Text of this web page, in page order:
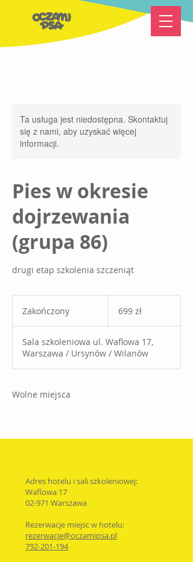
Ta usługa jest niedostępna. Skontaktuj
się z nami, aby uzyskać więcej
informacji.
Pies w okresie
dojrzewania
(grupa 86)
drugi etap szkolenia szczeniąt
Zakończony
o
ń
c
o
polskich
699 zł
Sala szkoleniowa ul. Waflowa 17,
Warszawa / Ursynów / Wilanów
Wolne miejsca
Adres hotelu i sali szkoleniowej:
Waflowa 17
02-971 Warszawa
Rezerwacje miejsc w hotelu:
rezerwacje@oczamipsa.pl
792-201-194